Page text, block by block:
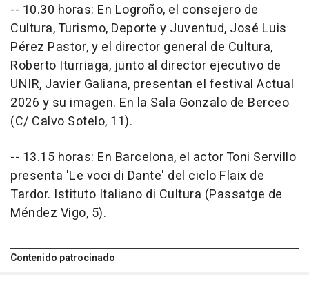
-- 10.30 horas: En Logroño, el consejero de
Cultura, Turismo, Deporte y Juventud, José Luis
Pérez Pastor, y el director general de Cultura,
Roberto Iturriaga, junto al director ejecutivo de
UNIR, Javier Galiana, presentan el festival Actual
2026 y su imagen. En la Sala Gonzalo de Berceo
(C/ Calvo Sotelo, 11).
-- 13.15 horas: En Barcelona, el actor Toni Servillo
presenta 'Le voci di Dante' del ciclo Flaix de
Tardor. Istituto Italiano di Cultura (Passatge de
Méndez Vigo, 5).
Contenido patrocinado